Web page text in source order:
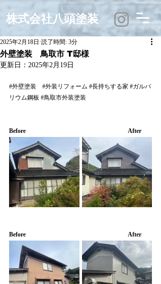
株式会社八頭塗装
外壁塗装 鳥取市 T邸様
2025年2月18日 読了時間: 3分
更新日： 2025年2月19日
#外壁塗装 #外装リフォーム #長持ちする家 #ガルバ
リウム鋼板 #鳥取市外装塗装
Before　　　　　　　　　　　　　　　　　After
Before　　　　　　　　　　　　　　　　　After